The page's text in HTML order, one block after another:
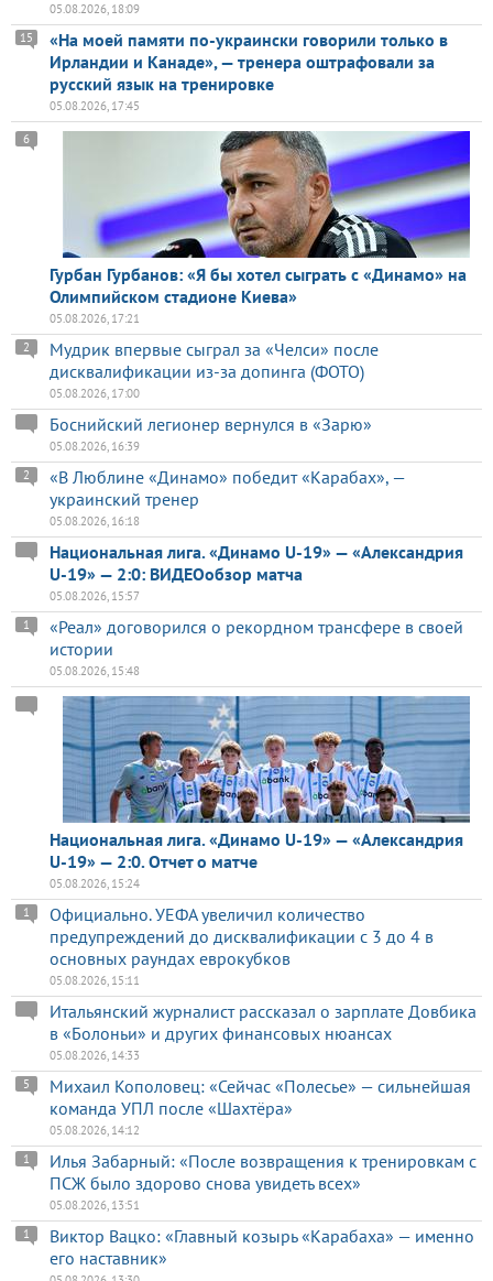
05.08.2026, 18:09
«На моей памяти по-украински говорили только в
Ирландии и Канаде», — тренера оштрафовали за
русский язык на тренировке
15
05.08.2026, 17:45
Гурбан Гурбанов: «Я бы хотел сыграть с «Динамо» на
Олимпийском стадионе Киева»
6
05.08.2026, 17:21
Мудрик впервые сыграл за «Челси» после
дисквалификации из-за допинга (ФОТО)
2
05.08.2026, 17:00
Боснийский легионер вернулся в «Зарю»
05.08.2026, 16:39
«В Люблине «Динамо» победит «Карабах», —
украинский тренер
2
05.08.2026, 16:18
Национальная лига. «Динамо U-19» — «Александрия
U-19» — 2:0: ВИДЕОобзор матча
05.08.2026, 15:57
«Реал» договорился о рекордном трансфере в своей
истории
1
05.08.2026, 15:48
Национальная лига. «Динамо U-19» — «Александрия
U-19» — 2:0. Отчет о матче
05.08.2026, 15:24
Официально. УЕФА увеличил количество
предупреждений до дисквалификации с 3 до 4 в
основных раундах еврокубков
1
05.08.2026, 15:11
Итальянский журналист рассказал о зарплате Довбика
в «Болоньи» и других финансовых нюансах
05.08.2026, 14:33
Михаил Кополовец: «Сейчас «Полесье» — сильнейшая
команда УПЛ после «Шахтёра»
5
05.08.2026, 14:12
Илья Забарный: «После возвращения к тренировкам с
ПСЖ было здорово снова увидеть всех»
1
05.08.2026, 13:51
Виктор Вацко: «Главный козырь «Карабаха» — именно
его наставник»
1